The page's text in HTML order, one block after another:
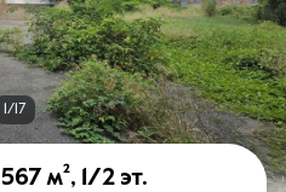
Услуги
1/17
567 м², 1/2 эт.